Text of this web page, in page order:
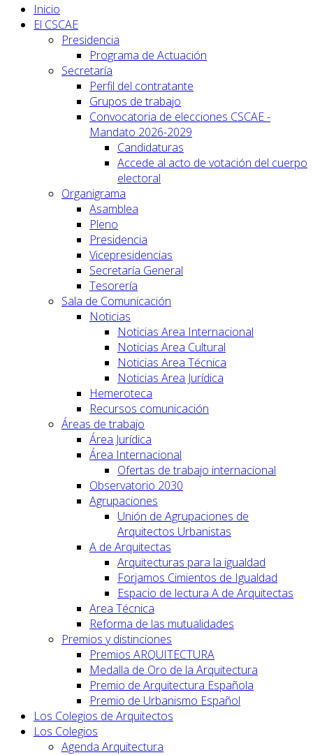
Inicio
El CSCAE
Presidencia
Programa de Actuación
Secretaría
Perfil del contratante
Grupos de trabajo
Convocatoria de elecciones CSCAE -
Mandato 2026-2029
Candidaturas
Accede al acto de votación del cuerpo
electoral
Organigrama
Asamblea
Pleno
Presidencia
Vicepresidencias
Secretaría General
Tesorería
Sala de Comunicación
Noticias
Noticias Area Internacional
Noticias Area Cultural
Noticias Area Técnica
Noticias Area Jurídica
Hemeroteca
Recursos comunicación
Áreas de trabajo
Área Jurídica
Área Internacional
Ofertas de trabajo internacional
Observatorio 2030
Agrupaciones
Unión de Agrupaciones de
Arquitectos Urbanistas
A de Arquitectas
Arquitecturas para la igualdad
Forjamos Cimientos de Igualdad
Espacio de lectura A de Arquitectas
Area Técnica
Reforma de las mutualidades
Premios y distinciones
Premios ARQUITECTURA
Medalla de Oro de la Arquitectura
Premio de Arquitectura Española
Premio de Urbanismo Español
Los Colegios de Arquitectos
Los Colegios
Agenda Arquitectura